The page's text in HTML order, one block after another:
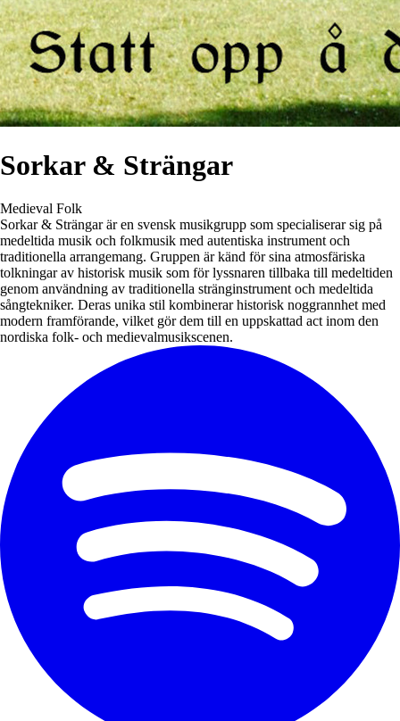
Sorkar & Strängar
Medieval Folk
Sorkar & Strängar är en svensk musikgrupp som specialiserar sig på
medeltida musik och folkmusik med autentiska instrument och
traditionella arrangemang. Gruppen är känd för sina atmosfäriska
tolkningar av historisk musik som för lyssnaren tillbaka till medeltiden
genom användning av traditionella stränginstrument och medeltida
sångtekniker. Deras unika stil kombinerar historisk noggrannhet med
modern framförande, vilket gör dem till en uppskattad act inom den
nordiska folk- och medievalmusikscenen.